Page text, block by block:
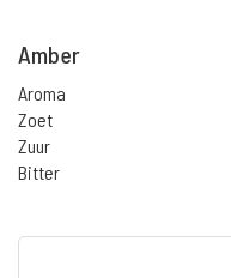
Amber
Aroma
Zoet
Zuur
Bitter